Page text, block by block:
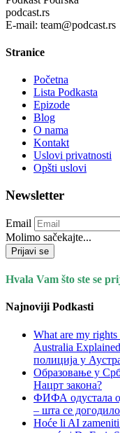
podcast.rs
E-mail: team@podcast.rs
Stranice
Početna
Lista Podkasta
Epizode
Blog
O nama
Kontakt
Uslovi privatnosti
Opšti uslovi
Newsletter
Email
Molimo sačekajte...
Prijavi se
Hvala Vam što ste se
Najnoviji Podkasti
What are my
Australia
полиција у
Образовање у
Нацрт закона?
ФИФА одустала
– шта се
Hoće li AI